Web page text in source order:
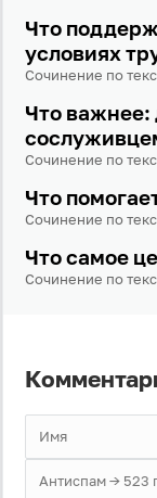
Что
условиях
Сочинение по
Что важнее:
Сочинение по
Что
Сочинение по
Что самое
Сочинение по